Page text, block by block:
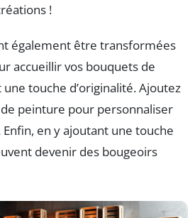
!
également être transformées
accueillir vos bouquets de
touche d’originalité. Ajoutez
peinture pour personnaliser
en y ajoutant une touche
devenir des bougeoirs